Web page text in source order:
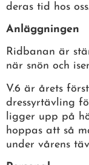
deras tid hos
Anläggningen
Ridbanan är
när snön och
V.6 är årets
dressyrtävling
ligger upp på
hoppas att så
under vårens